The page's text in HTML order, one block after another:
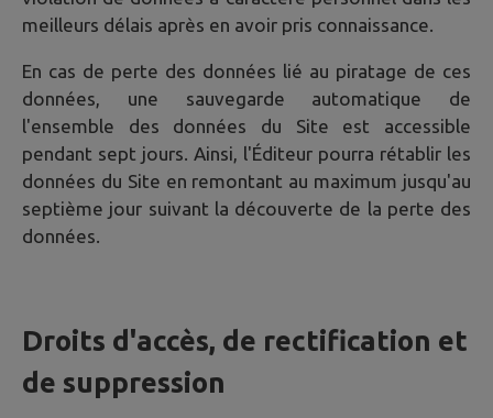
meilleurs délais après en avoir pris connaissance.
En cas de perte des données lié au piratage de ces
données, une sauvegarde automatique de
l'ensemble des données du Site est accessible
pendant sept jours. Ainsi, l'Éditeur pourra rétablir les
données du Site en remontant au maximum jusqu'au
septième jour suivant la découverte de la perte des
données.
Droits d'accès, de rectification et
de suppression